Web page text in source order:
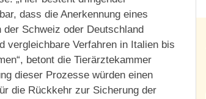
dass die Anerkennung eines
Schweiz oder Deutschland
vergleichbare Verfahren in Italien bis
betont die Tierärztekammer
dieser Prozesse würden einen
die Rückkehr zur Sicherung der